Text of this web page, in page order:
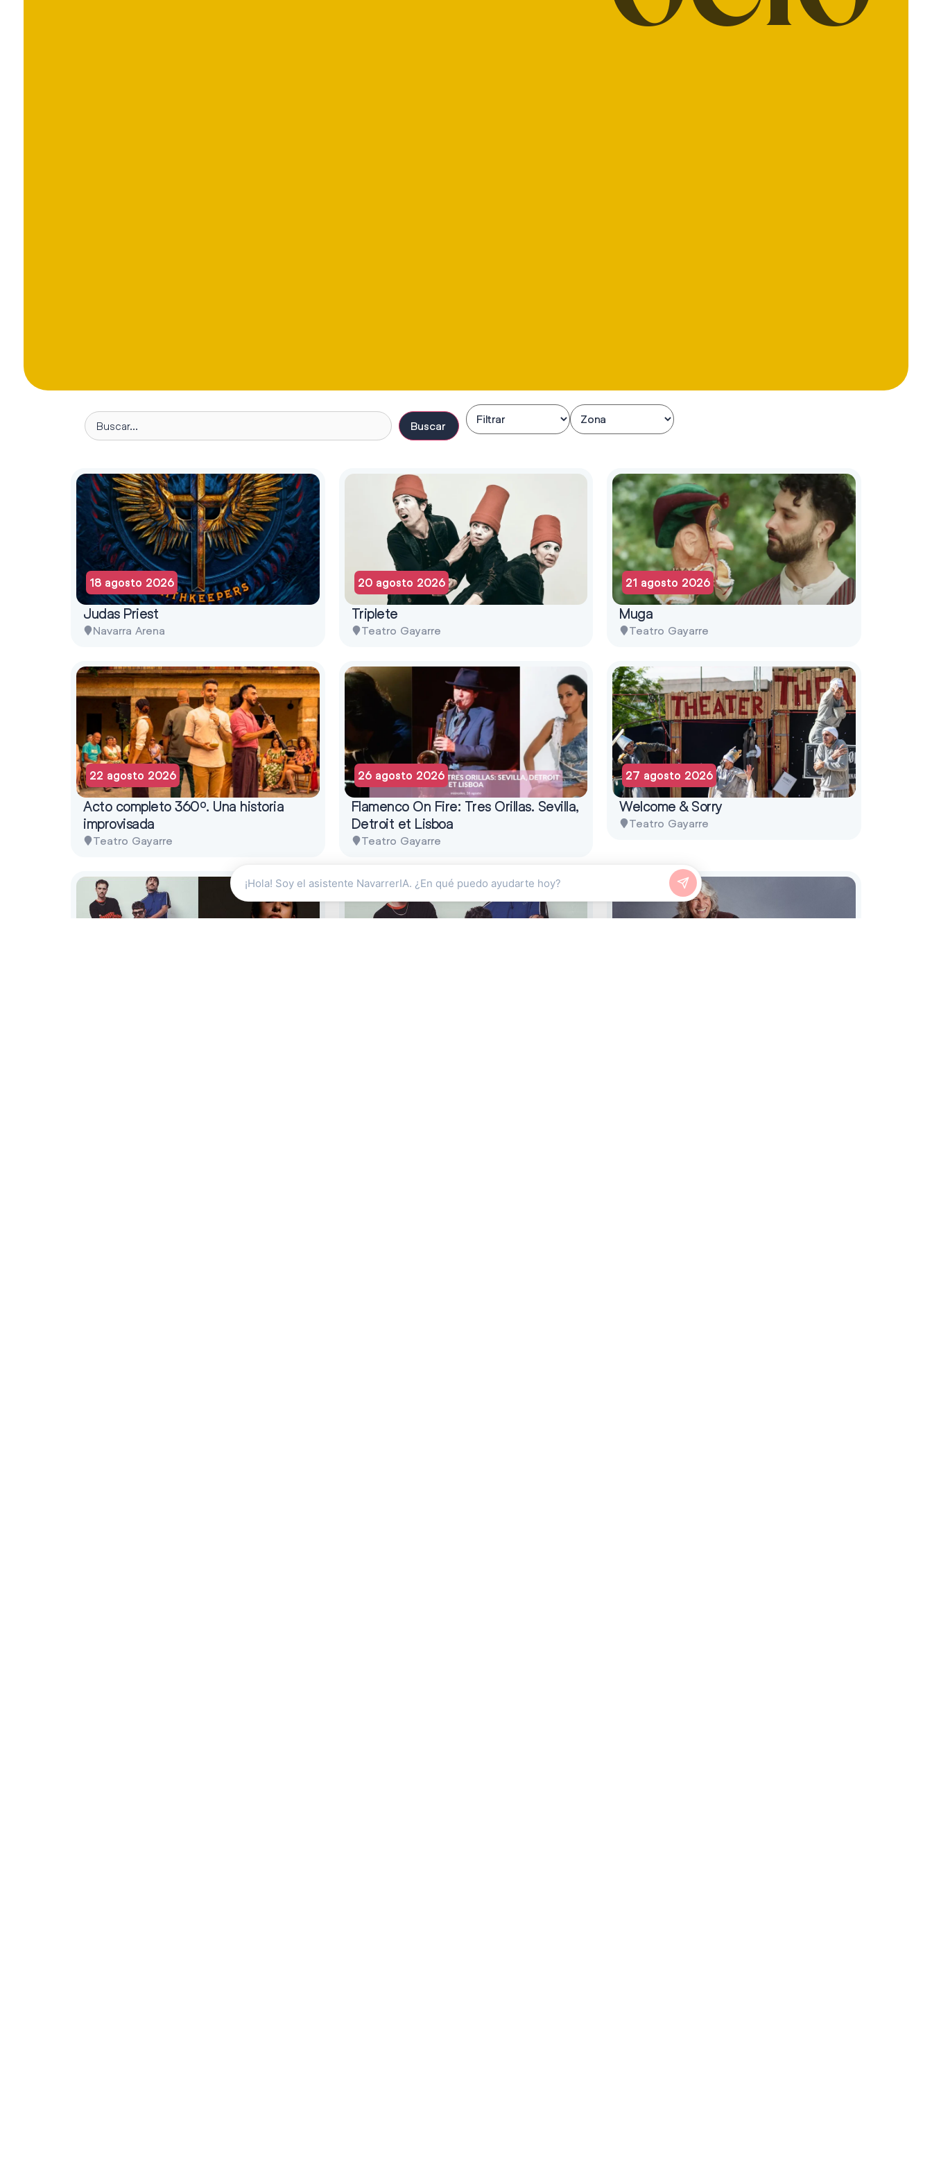
Buscar
18 agosto 2026
Judas Priest
Navarra Arena
20 agosto 2026
Triplete
Teatro Gayarre
21 agosto 2026
Muga
Teatro Gayarre
22 agosto 2026
Acto completo 360º. Una historia
improvisada
Teatro Gayarre
26 agosto 2026
Flamenco On Fire: Tres Orillas. Sevilla,
Detroit et Lisboa
Teatro Gayarre
27 agosto 2026
Welcome & Sorry
Teatro Gayarre